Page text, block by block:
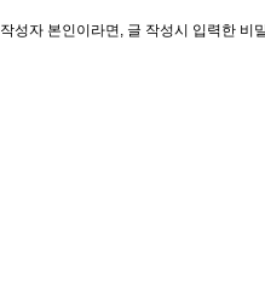
작성자 본인이라면, 글 작성시 입력한 비